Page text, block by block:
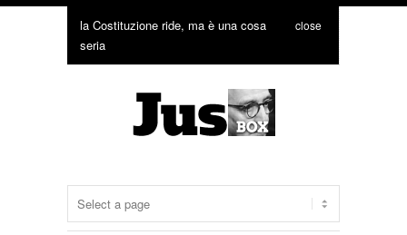
la Costituzione ride, ma è una cosa
seria
close